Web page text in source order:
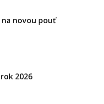
novou pouť
2026